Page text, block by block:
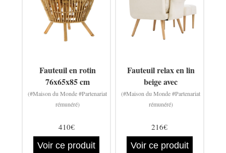
Fauteuil en rotin
76x65x85 cm
(#Maison du Monde #Partenariat
rémunéré)
410€
Voir ce produit
Fauteuil relax en lin
beige avec
(#Maison du Monde #Partenariat
rémunéré)
216€
Voir ce produit